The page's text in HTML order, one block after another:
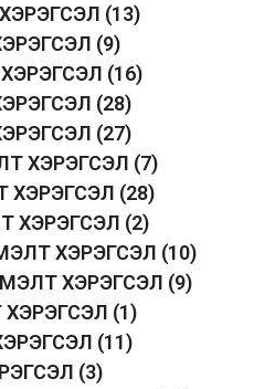
(13)
(9)
(16)
(28)
(27)
ХЭРЭГСЭЛ (7)
ХЭРЭГСЭЛ (28)
ХЭРЭГСЭЛ (2)
ХЭРЭГСЭЛ (10)
ХЭРЭГСЭЛ (9)
ХЭРЭГСЭЛ (1)
(11)
(3)